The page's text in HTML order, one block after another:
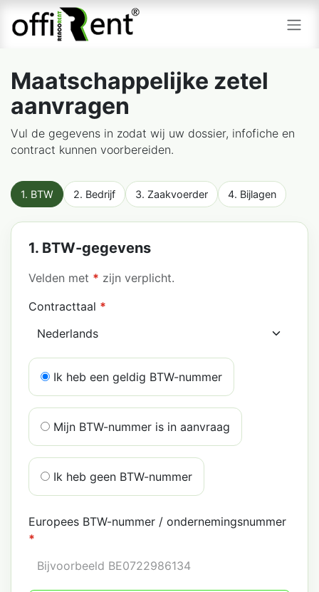
Skip to Content
Maatschappelijke zetel
aanvragen
Vul de gegevens in zodat wij uw dossier, infofiche en
contract kunnen voorbereiden.
1. BTW 2. Bedrijf 3. Zaakvoerder 4. Bijlagen
1. BTW-gegevens
Velden met * zijn verplicht.
Contracttaal *
Ik heb een geldig BTW-nummer
Mijn BTW-nummer is in aanvraag
Ik heb geen BTW-nummer
Europees BTW-nummer / ondernemingsnummer
*